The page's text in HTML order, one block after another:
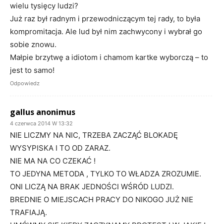
wielu tysięcy ludzi?
Już raz był radnym i przewodniczącym tej rady, to była
kompromitacja. Ale lud był nim zachwycony i wybrał go
sobie znowu.
Małpie brzytwę a idiotom i chamom kartke wyborczą – to
jest to samo!
Odpowiedz
gallus anonimus
4 czerwca 2014 W 13:32
NIE LICZMY NA NIC, TRZEBA ZACZĄĆ BLOKADĘ
WYSYPISKA I TO OD ZARAZ.
NIE MA NA CO CZEKAĆ !
TO JEDYNA METODA , TYLKO TO WŁADZA ZROZUMIE.
ONI LICZĄ NA BRAK JEDNOŚCI WŚRÓD LUDZI.
BREDNIE O MIEJSCACH PRACY DO NIKOGO JUŻ NIE
TRAFIAJĄ.